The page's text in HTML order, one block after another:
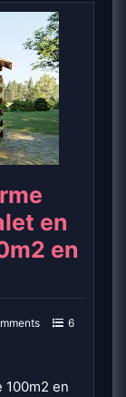
en
en
6
en